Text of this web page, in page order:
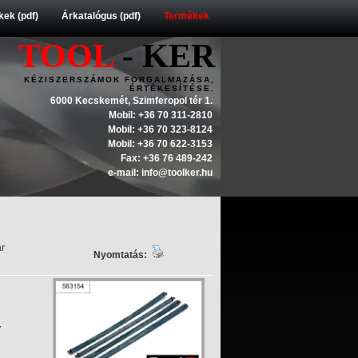
(pdf) Árkatalógus (pdf) Termékek
TOOL- KER
KÉZISZERSZÁMOK FORGALMAZÁSA,
ÉRTÉKESÍTÉSE.
6000 Kecskemét, Szimferopol tér 1.
Mobil: +36 70 311-2810
Mobil: +36 70 323-8124
Mobil: +36 70 622-3153
Fax: +36 76 489-242
e-mail: info@toolker.hu
Nyomtatás: